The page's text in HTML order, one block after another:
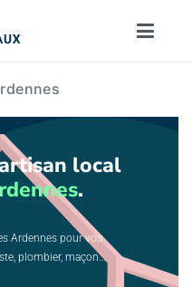
local
.
Ardennes pour vos
plombier, maçon…